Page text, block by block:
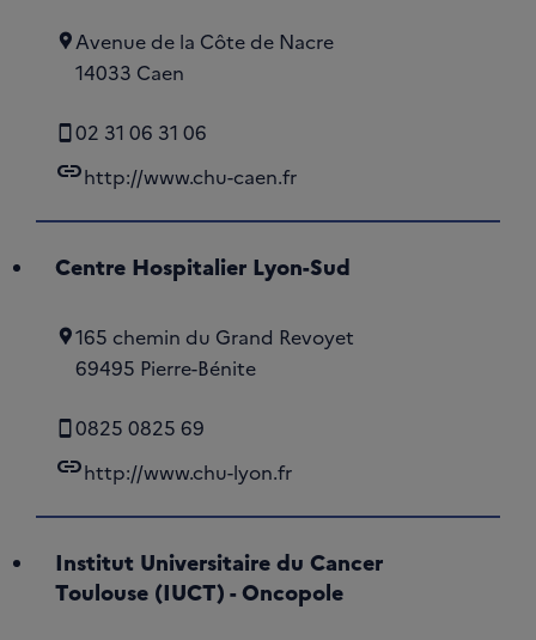
Avenue de la Côte de Nacre
14033 Caen
02 31 06 31 06
linkhttp://www.chu-caen.fr
Centre Hospitalier Lyon-Sud
165 chemin du Grand Revoyet
69495 Pierre-Bénite
0825 0825 69
linkhttp://www.chu-lyon.fr
Institut Universitaire du Cancer
Toulouse (IUCT) - Oncopole